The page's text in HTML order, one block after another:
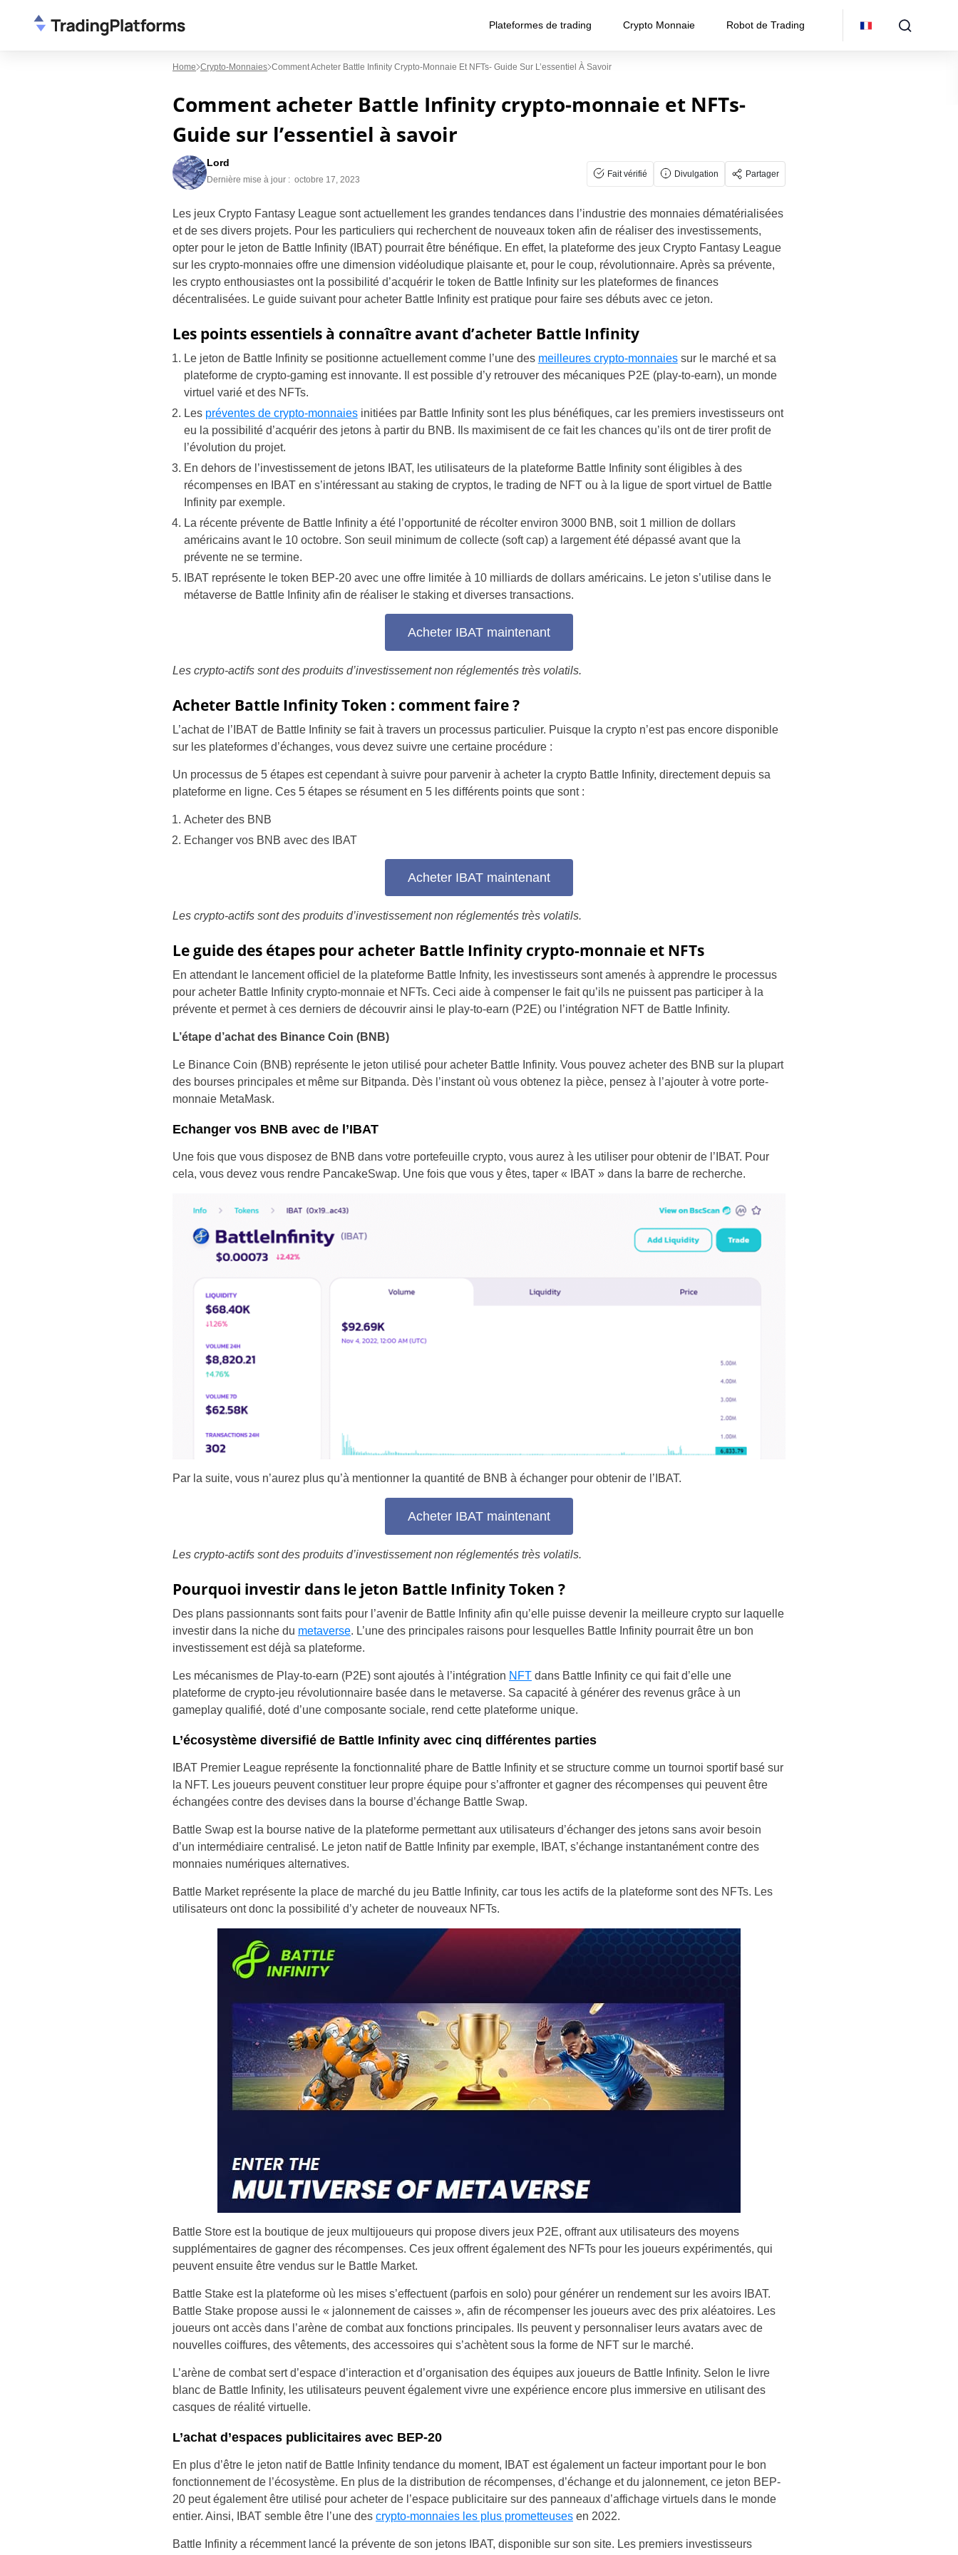
Plateformes de trading Crypto Monnaie Robot de Trading
France
United States
United Kingdom
UAE Arabic
Bulgaria
Brazil
Germany
Spain
Greece
Hungary
Italy
Lithuania
Poland
Portugal
Romania
Sweden
Slovakia
Thailand
Home Crypto-Monnaies Comment Acheter Battle Infinity Crypto-Monnaie Et NFTs- Guide Sur L’essentiel À Savoir
Comment acheter Battle Infinity crypto-monnaie et NFTs-
Guide sur l’essentiel à savoir
Lord
Dernière mise à jour : octobre 17, 2023
Fait vérifié Divulgation Partager
Les jeux Crypto Fantasy League sont actuellement les grandes tendances dans l’industrie des monnaies dématérialisées
et de ses divers projets. Pour les particuliers qui recherchent de nouveaux token afin de réaliser des investissements,
opter pour le jeton de Battle Infinity (IBAT) pourrait être bénéfique. En effet, la plateforme des jeux Crypto Fantasy League
sur les crypto-monnaies offre une dimension vidéoludique plaisante et, pour le coup, révolutionnaire. Après sa prévente,
les crypto enthousiastes ont la possibilité d’acquérir le token de Battle Infinity sur les plateformes de finances
décentralisées. Le guide suivant pour acheter Battle Infinity est pratique pour faire ses débuts avec ce jeton.
Les points essentiels à connaître avant d’acheter Battle Infinity
Le jeton de Battle Infinity se positionne actuellement comme l’une des meilleures crypto-monnaiessur le marché et sa
plateforme de crypto-gaming est innovante. Il est possible d’y retrouver des mécaniques P2E (play-to-earn), un monde
virtuel varié et des NFTs.
Les préventes de crypto-monnaiesinitiées par Battle Infinity sont les plus bénéfiques, car les premiers investisseurs ont
eu la possibilité d’acquérir des jetons à partir du BNB. Ils maximisent de ce fait les chances qu’ils ont de tirer profit de
l’évolution du projet.
En dehors de l’investissement de jetons IBAT, les utilisateurs de la plateforme Battle Infinity sont éligibles à des
récompenses en IBAT en s’intéressant au staking de cryptos, le trading de NFT ou à la ligue de sport virtuel de Battle
Infinity par exemple.
La récente prévente de Battle Infinity a été l’opportunité de récolter environ 3000 BNB, soit 1 million de dollars
américains avant le 10 octobre. Son seuil minimum de collecte (soft cap) a largement été dépassé avant que la
prévente ne se termine.
IBAT représente le token BEP-20 avec une offre limitée à 10 milliards de dollars américains. Le jeton s’utilise dans le
métaverse de Battle Infinity afin de réaliser le staking et diverses transactions.
Acheter IBAT maintenant
Les crypto-actifs sont des produits d’investissement non réglementés très volatils.
Acheter Battle Infinity Token : comment faire ?
L’achat de l’IBAT de Battle Infinity se fait à travers un processus particulier. Puisque la crypto n’est pas encore disponible
sur les plateformes d’échanges, vous devez suivre une certaine procédure :
Un processus de 5 étapes est cependant à suivre pour parvenir à acheter la crypto Battle Infinity, directement depuis sa
plateforme en ligne. Ces 5 étapes se résument en 5 les différents points que sont :
Acheter des BNB
Echanger vos BNB avec des IBAT
Acheter IBAT maintenant
Les crypto-actifs sont des produits d’investissement non réglementés très volatils.
Le guide des étapes pour acheter Battle Infinity crypto-monnaie et NFTs
En attendant le lancement officiel de la plateforme Battle Infnity, les investisseurs sont amenés à apprendre le processus
pour acheter Battle Infinity crypto-monnaie et NFTs. Ceci aide à compenser le fait qu’ils ne puissent pas participer à la
prévente et permet à ces derniers de découvrir ainsi le play-to-earn (P2E) ou l’intégration NFT de Battle Infinity.
L’étape d’achat des Binance Coin (BNB)
Le Binance Coin (BNB) représente le jeton utilisé pour acheter Battle Infinity. Vous pouvez acheter des BNB sur la plupart
des bourses principales et même sur Bitpanda. Dès l’instant où vous obtenez la pièce, pensez à l’ajouter à votre porte-
monnaie MetaMask.
Echanger vos BNB avec de l’IBAT
Une fois que vous disposez de BNB dans votre portefeuille crypto, vous aurez à les utiliser pour obtenir de l’IBAT. Pour
cela, vous devez vous rendre PancakeSwap. Une fois que vous y êtes, taper « IBAT » dans la barre de recherche.
Par la suite, vous n’aurez plus qu’à mentionner la quantité de BNB à échanger pour obtenir de l’IBAT.
Acheter IBAT maintenant
Les crypto-actifs sont des produits d’investissement non réglementés très volatils.
Pourquoi investir dans le jeton Battle Infinity Token ?
Des plans passionnants sont faits pour l’avenir de Battle Infinity afin qu’elle puisse devenir la meilleure crypto sur laquelle
investir dans la niche du metaverse. L’une des principales raisons pour lesquelles Battle Infinity pourrait être un bon
investissement est déjà sa plateforme.
Les mécanismes de Play-to-earn (P2E) sont ajoutés à l’intégration NFT dans Battle Infinity ce qui fait d’elle une
plateforme de crypto-jeu révolutionnaire basée dans le metaverse. Sa capacité à générer des revenus grâce à un
gameplay qualifié, doté d’une composante sociale, rend cette plateforme unique.
L’écosystème diversifié de Battle Infinity avec cinq différentes parties
IBAT Premier League représente la fonctionnalité phare de Battle Infinity et se structure comme un tournoi sportif basé sur
la NFT. Les joueurs peuvent constituer leur propre équipe pour s’affronter et gagner des récompenses qui peuvent être
échangées contre des devises dans la bourse d’échange Battle Swap.
Battle Swap est la bourse native de la plateforme permettant aux utilisateurs d’échanger des jetons sans avoir besoin
d’un intermédiaire centralisé. Le jeton natif de Battle Infinity par exemple, IBAT, s’échange instantanément contre des
monnaies numériques alternatives.
Battle Market représente la place de marché du jeu Battle Infinity, car tous les actifs de la plateforme sont des NFTs. Les
utilisateurs ont donc la possibilité d’y acheter de nouveaux NFTs.
Battle Store est la boutique de jeux multijoueurs qui propose divers jeux P2E, offrant aux utilisateurs des moyens
supplémentaires de gagner des récompenses. Ces jeux offrent également des NFTs pour les joueurs expérimentés, qui
peuvent ensuite être vendus sur le Battle Market.
Battle Stake est la plateforme où les mises s’effectuent (parfois en solo) pour générer un rendement sur les avoirs IBAT.
Battle Stake propose aussi le « jalonnement de caisses », afin de récompenser les joueurs avec des prix aléatoires. Les
joueurs ont accès dans l’arène de combat aux fonctions principales. Ils peuvent y personnaliser leurs avatars avec de
nouvelles coiffures, des vêtements, des accessoires qui s’achètent sous la forme de NFT sur le marché.
L’arène de combat sert d’espace d’interaction et d’organisation des équipes aux joueurs de Battle Infinity. Selon le livre
blanc de Battle Infinity, les utilisateurs peuvent également vivre une expérience encore plus immersive en utilisant des
casques de réalité virtuelle.
L’achat d’espaces publicitaires avec BEP-20
En plus d’être le jeton natif de Battle Infinity tendance du moment, IBAT est également un facteur important pour le bon
fonctionnement de l’écosystème. En plus de la distribution de récompenses, d’échange et du jalonnement, ce jeton BEP-
20 peut également être utilisé pour acheter de l’espace publicitaire sur des panneaux d’affichage virtuels dans le monde
entier. Ainsi, IBAT semble être l’une des crypto-monnaies les plus prometteuses en 2022.
Battle Infinity a récemment lancé la prévente de son jetons IBAT, disponible sur son site. Les premiers investisseurs